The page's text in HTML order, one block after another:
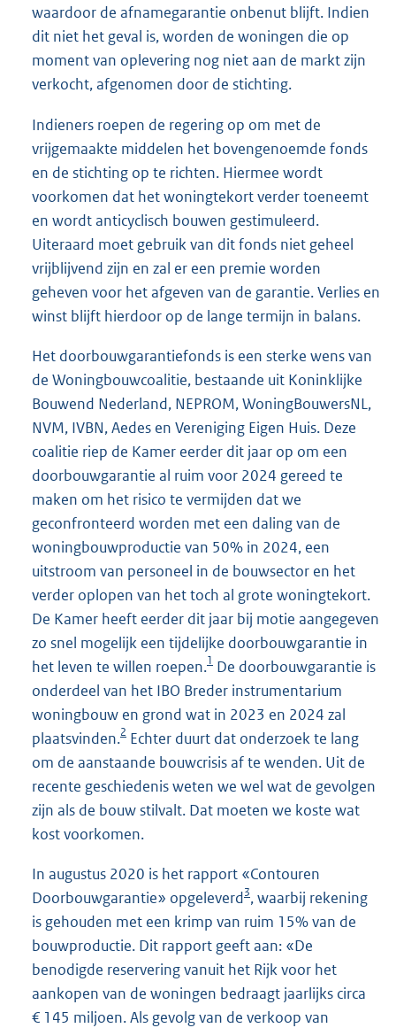
waardoor de afnamegarantie onbenut blijft. Indien
dit niet het geval is, worden de woningen die op
moment van oplevering nog niet aan de markt zijn
verkocht, afgenomen door de stichting.
Indieners roepen de regering op om met de
vrijgemaakte middelen het bovengenoemde fonds
en de stichting op te richten. Hiermee wordt
voorkomen dat het woningtekort verder toeneemt
en wordt anticyclisch bouwen gestimuleerd.
Uiteraard moet gebruik van dit fonds niet geheel
vrijblijvend zijn en zal er een premie worden
geheven voor het afgeven van de garantie. Verlies en
winst blijft hierdoor op de lange termijn in balans.
Het doorbouwgarantiefonds is een sterke wens van
de Woningbouwcoalitie, bestaande uit Koninklijke
Bouwend Nederland, NEPROM, WoningBouwersNL,
NVM, IVBN, Aedes en Vereniging Eigen Huis. Deze
coalitie riep de Kamer eerder dit jaar op om een
doorbouwgarantie al ruim voor 2024 gereed te
maken om het risico te vermijden dat we
geconfronteerd worden met een daling van de
woningbouwproductie van 50% in 2024, een
uitstroom van personeel in de bouwsector en het
verder oplopen van het toch al grote woningtekort.
De Kamer heeft eerder dit jaar bij motie aangegeven
zo snel mogelijk een tijdelijke doorbouwgarantie in
het leven te willen roepen.1 De doorbouwgarantie is
onderdeel van het IBO Breder instrumentarium
woningbouw en grond wat in 2023 en 2024 zal
plaatsvinden.2 Echter duurt dat onderzoek te lang
om de aanstaande bouwcrisis af te wenden. Uit de
recente geschiedenis weten we wel wat de gevolgen
zijn als de bouw stilvalt. Dat moeten we koste wat
kost voorkomen.
In augustus 2020 is het rapport «Contouren
Doorbouwgarantie» opgeleverd3, waarbij rekening
is gehouden met een krimp van ruim 15% van de
bouwproductie. Dit rapport geeft aan: «De
benodigde reservering vanuit het Rijk voor het
aankopen van de woningen bedraagt jaarlijks circa
€ 145 miljoen. Als gevolg van de verkoop van